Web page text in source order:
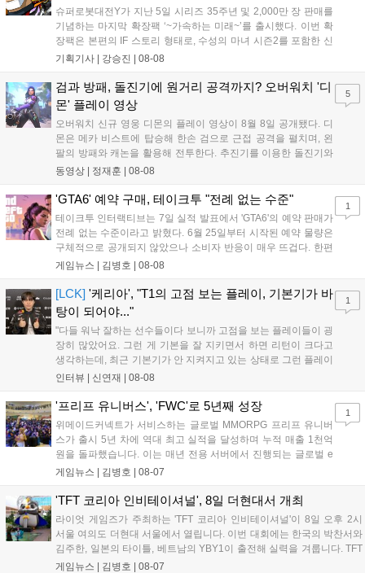
슈퍼로봇대전Y가 지난 5일 시리즈 35주년 및 2,000만 장 판매를
기념하는 마지막 확장팩 ‘~가속하는 미래~’를 출시했다. 이번 확
장팩은 본편의 IF 스토리 형태로, 수성의 마녀 시즌2를 포함한 신
규 참전작과 크로스오버 합체기를 선보이며 작품을 완결 짓는다.
하는 몰입감 있는 서사와 조합을 구현하며 시리즈의 미래를 향한
새로운 가능성을 제시했다....
기획기사 | 강승진 | 08-08
검과 방패, 돌진기에 원거리 공격까지? 오버워치 '디
몬' 플레이 영상
오버워치 신규 영웅 디몬의 플레이 영상이 8월 8일 공개됐다. 디
몬은 메카 비스트에 탑승해 한손 검으로 근접 공격을 펼치며, 왼
팔의 방패와 캐논을 활용해 전투한다. 추진기를 이용한 돌진기와
참격 형태의 궁극기를 보유했고, 메카 파괴 시 맨몸으로 기관총을
산의 영웅들 업데이트를 통해 정식 출시될 예정이다....
동영상 | 정재훈 | 08-08
5
'GTA6' 예약 구매, 테이크투 "전례 없는 수준"
테이크투 인터랙티브는 7일 실적 발표에서 'GTA6'의 예약 판매가
전례 없는 수준이라고 밝혔다. 6월 25일부터 시작된 예약 물량은
구체적으로 공개되지 않았으나 소비자 반응이 매우 뜨겁다. 한편
11월 19일 PS5와 Xbox 시리즈 X|S로 정식 출시될 예정이며, 록
상 'Grand Theft Auto VI: An Extended Look'을 최초 공개할 계획
이다....
게임뉴스 | 김병호 | 08-08
1
[LCK] '케리아', "T1의 고점 보는 플레이, 기본기가 바
탕이 되어야..."
"다들 워낙 잘하는 선수들이다 보니까 고점을 보는 플레이들이 굉
장히 많았어요. 그런 게 기본을 잘 지키면서 하면 리턴이 크다고
생각하는데, 최근 기본기가 안 지켜지고 있는 상태로 그런 플레이
를 추구하다 보니까 팀적으로 안 좋은 사고가 계속 많이 났던 것
LoL 챔피언스 코리아(LCK)'...
인터뷰 | 신연재 | 08-08
1
'프리프 유니버스', 'FWC'로 5년째 성장
위메이드커넥트가 서비스하는 글로벌 MMORPG 프리프 유니버
스가 출시 5년 차에 역대 최고 실적을 달성하며 누적 매출 1천억
원을 돌파했습니다. 이는 매년 전용 서버에서 진행되는 글로벌 e
스포츠 대회 FWC의 영향이 큽니다. FWC는 이용자가 동일한 조
은 전년 대비 매출과 이용자 지표가 대폭 상승하는 성과를 냈습니
FWC 그랜드 파이널이 개최될 예정이며, 위메이드커넥트는 이를
통해 커뮤니티 중심의 장기 성장 모델을 지속할 방침입니다....
게임뉴스 | 김병호 | 08-07
1
'TFT 코리아 인비테이셔널', 8일 더현대서 개최
라이엇 게임즈가 주최하는 'TFT 코리아 인비테이셔널'이 8일 오후 2시
서울 여의도 더현대 서울에서 열립니다. 이번 대회에는 한국의 박찬서와
김주한, 일본의 타이틀, 베트남의 YBY1이 출전해 실력을 겨룹니다. TFT
는 소속팀 없이 개인 자격으로 참가하는 독특한 대회 구조를 가지며, 누
게임뉴스 | 김병호 | 08-07